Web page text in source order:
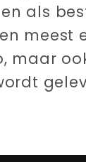
als
meest
maar